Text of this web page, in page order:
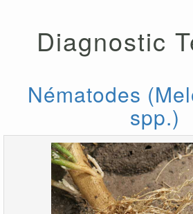
Diagnostic
Nématodes
spp.)